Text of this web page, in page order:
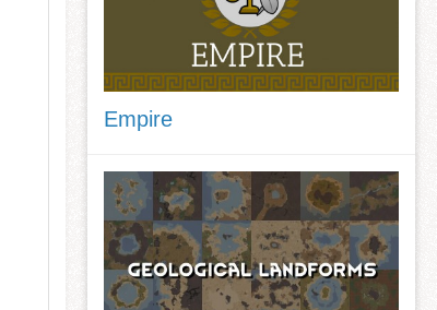
Empire